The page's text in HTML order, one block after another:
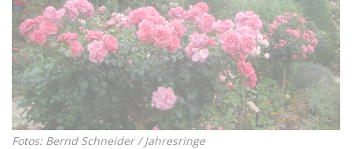
Fotos: Bernd Schneider / Jahresringe